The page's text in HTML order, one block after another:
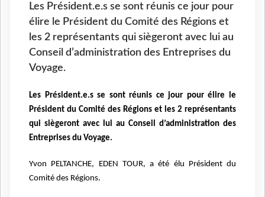
Les Président.e.s se sont réunis ce jour pour
élire le Président du Comité des Régions et
les 2 représentants qui siègeront avec lui au
Conseil d’administration des Entreprises du
Voyage.
Les Président.e.s se sont réunis ce jour pour élire le
Président du Comité des Régions et les 2 représentants
qui siègeront avec lui au Conseil d’administration des
Entreprises du Voyage.
Yvon PELTANCHE, EDEN TOUR, a été élu Président du
Comité des Régions.